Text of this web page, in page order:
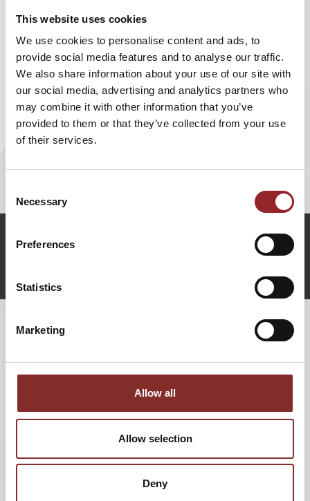
This website uses cookies
We use cookies to personalise content and ads, to
provide social media features and to analyse our traffic.
We also share information about your use of our site with
our social media, advertising and analytics partners who
may combine it with other information that you’ve
provided to them or that they’ve collected from your use
of their services.
Selection
Necessary
Preferences
Statistics
Marketing
Allow all
Allow selection
Deny
Autos werden nicht nur sicherer, sondern auch einen neuen
Lebensstil ermöglichen. Das Metaversum wird die Grenzen
zwischen realer und digitaler Welt verschwimmen lassen.
Aber welche Rolle spielt der Mensch in dieser Zukunft?
Dieser Frage geht Keynote Speaker und Zukunftsforscher
Dr. Harald Köpping Athanasopoulos in seinem fesselnden
Vortrag nach. Er nimmt seinen Zuhörern die Angst vor
dem Unbekannten und zeigt auf, dass gerade jetzt der
h.koepping-athanasopulos@5-sterne-redner.de
Harald Köpping Athanasopoulos anfragen
WEITERE VORTRÄGE VON HARALD
KÖPPING ATHANASOPOULOS
GERMANY IS NOT OVER – WER WIR
SIND UND WAS IN ZUKUNFT MÖGLICH
IST
Deutschland am Ende? Wer den Schlagzeilen glaubt,